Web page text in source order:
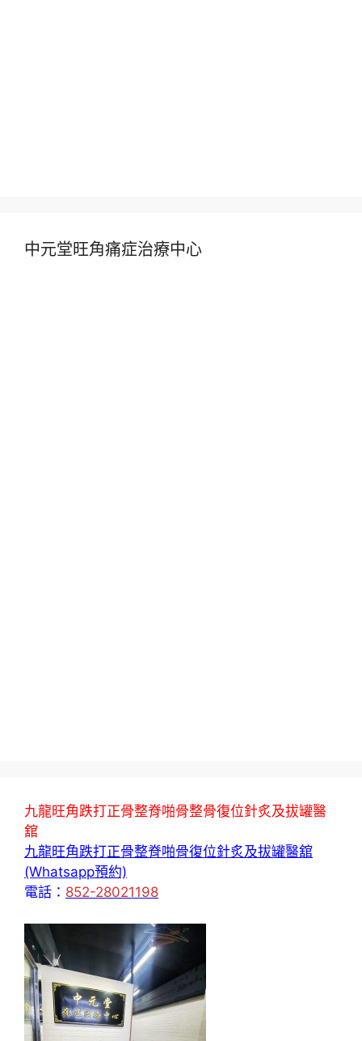
中元堂旺角痛症治療中心
九龍旺角跌打正骨整脊啪骨整骨復位針炙及拔罐醫
舘
九龍旺角跌打正骨整脊啪骨復位針炙及拔罐醫舘
(Whatsapp預約)
電話： 852-28021198